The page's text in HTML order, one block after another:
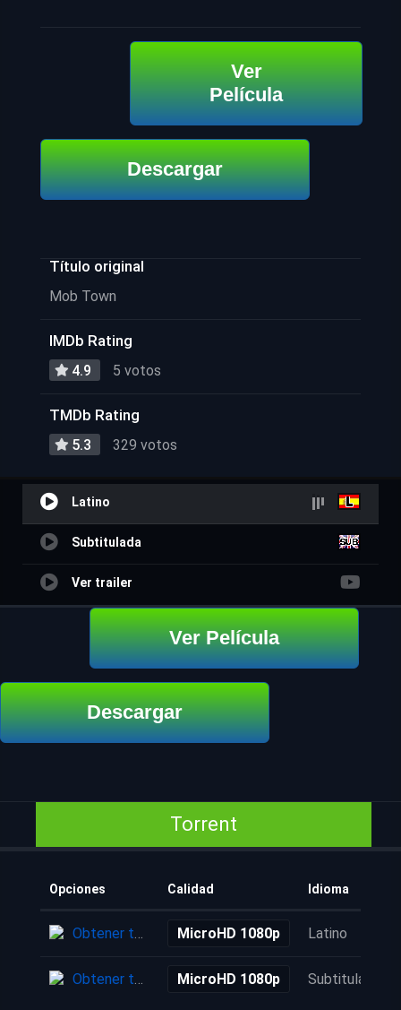
Ver
Película
Descargar
Título original
Mob Town
IMDb Rating
4.9 5 votos
TMDb Rating
5.3 329 votos
Latino
Subtitulada
Ver trailer
Ver Película
Descargar
Torrent
Opciones Calidad Idioma
Obtener torrent MicroHD 1080p Latino
Obtener torrent MicroHD 1080p Subtitulada